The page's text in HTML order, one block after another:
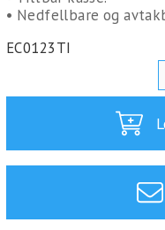
​• Nedfellbare og
EC0123TI